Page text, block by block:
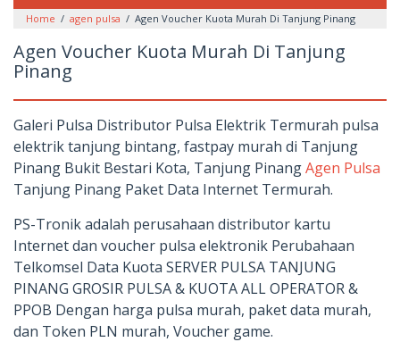
Home / agen pulsa / Agen Voucher Kuota Murah Di Tanjung Pinang
Agen Voucher Kuota Murah Di Tanjung
Pinang
Galeri Pulsa Distributor Pulsa Elektrik Termurah pulsa
elektrik tanjung bintang, fastpay murah di Tanjung
Pinang Bukit Bestari Kota, Tanjung PinangAgen Pulsa
Tanjung Pinang Paket Data Internet Termurah.
PS-Tronik adalah perusahaan distributor kartu
Internet dan voucher pulsa elektronik Perubahaan
Telkomsel Data Kuota SERVER PULSA TANJUNG
PINANG GROSIR PULSA & KUOTA ALL OPERATOR &
PPOB Dengan harga pulsa murah, paket data murah,
dan Token PLN murah, Voucher game.